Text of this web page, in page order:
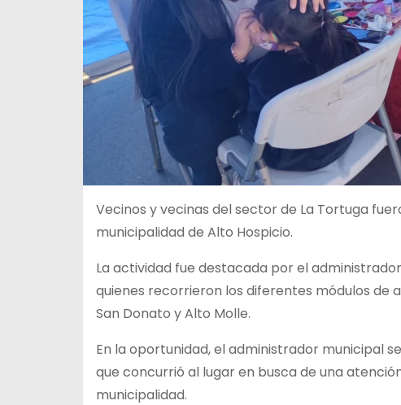
Vecinos y vecinas del sector de La Tortuga
municipalidad de Alto Hospicio.
La actividad fue destacada por el
quienes recorrieron los diferentes módulos de
San Donato y Alto Molle.
En la oportunidad, el administrador municipal
que concurrió al lugar en busca de una
municipalidad.